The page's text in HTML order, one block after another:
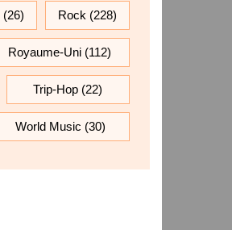
(26) Rock (228)
Royaume-Uni(112)
Trip-Hop (22)
World Music (30)